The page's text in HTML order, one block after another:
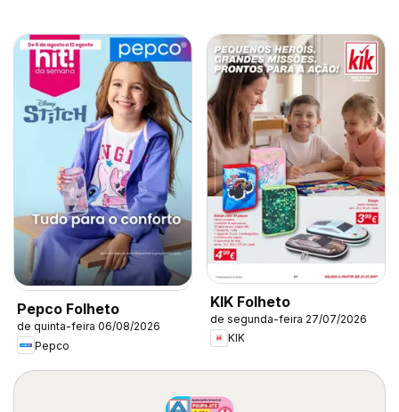
Pepco Folheto
de quinta-feira 06/08/2026
Pepco
KIK Folheto
de segunda-feira 27/07/2026
KIK